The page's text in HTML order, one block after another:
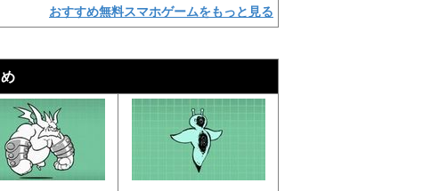
おすすめ無料スマホゲームをもっと見る